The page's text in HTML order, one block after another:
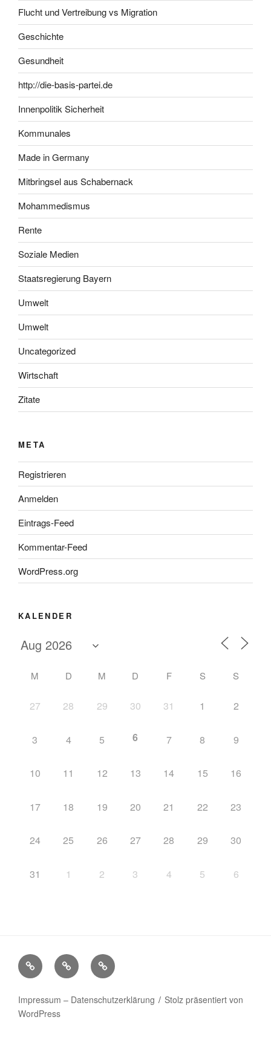
Flucht und Vertreibung vs Migration
Geschichte
Gesundheit
http://die-basis-partei.de
Innenpolitik Sicherheit
Kommunales
Made in Germany
Mitbringsel aus Schabernack
Mohammedismus
Rente
Soziale Medien
Staatsregierung Bayern
Umwelt
Umwelt
Uncategorized
Wirtschaft
Zitate
META
Registrieren
Anmelden
Eintrags-Feed
Kommentar-Feed
WordPress.org
KALENDER
M D M D F S S
27 28 29 30 31 1 2
3 4 5 6 7 8 9
10 11 12 13 14 15 16
17 18 19 20 21 22 23
24 25 26 27 28 29 30
31 1 2 3 4 5 6
StartseiteImpressum
–
Veranstaltungen
Impressum – Datenschutzerklärung
Stolz präsentiert von
WordPress